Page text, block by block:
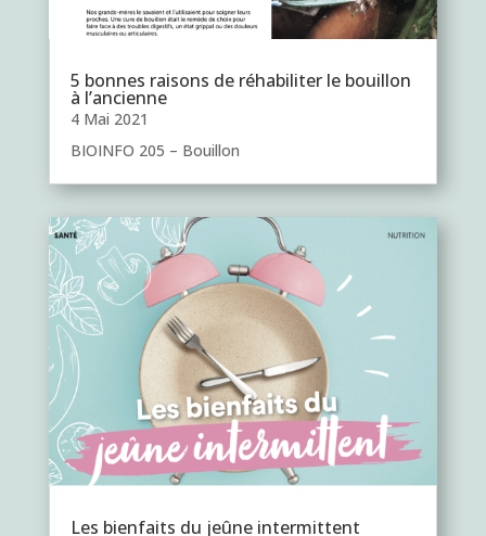
5 bonnes raisons de réhabiliter le bouillon
à l’ancienne
4 Mai 2021
BIOINFO 205 – Bouillon
Les bienfaits du jeûne intermittent